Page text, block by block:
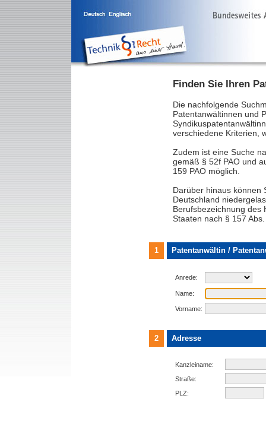
Finden Sie Ihren
Die nachfolgende
Patentanwältinnen und
verschiedene Kriterien,
Zudem ist eine Suche
gemäß § 52f PAO und
159 PAO möglich.
Darüber hinaus können
Deutschland
Berufsbezeichnung des
Staaten nach § 157
1 Patentanwältin /
Anrede:
Name:
Vorname:
2 Adresse
Kanzleiname:
Straße:
PLZ: